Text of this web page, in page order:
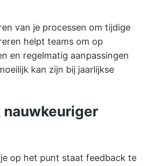
van je processen om tijdige
helpt teams om op
en regelmatig aanpassingen
kan zijn bij jaarlijkse
nauwkeuriger
op het punt staat feedback te